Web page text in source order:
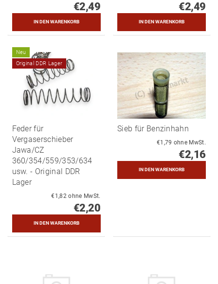
€2,49 €2,49
Neu
Original DDR Lager
Feder für
Vergaserschieber
Jawa/CZ
360/354/559/353/634
usw. - Original DDR
Lager
€1,82 ohne MwSt.
€2,20
Sieb für Benzinhahn
€1,79 ohne MwSt.
€2,16